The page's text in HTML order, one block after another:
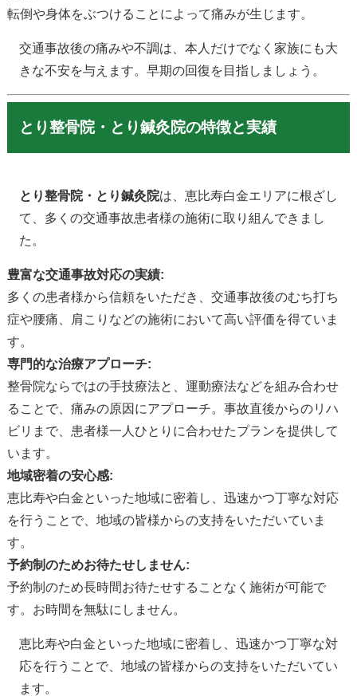
転倒や身体をぶつけることによって痛みが生じます。
交通事故後の痛みや不調は、本人だけでなく家族にも大
きな不安を与えます。早期の回復を目指しましょう。
とり整骨院・とり鍼灸院の特徴と実績
とり整骨院・とり鍼灸院は、恵比寿白金エリアに根ざし
て、多くの交通事故患者様の施術に取り組んできまし
た。
豊富な交通事故対応の実績:
多くの患者様から信頼をいただき、交通事故後のむち打ち
症や腰痛、肩こりなどの施術において高い評価を得ていま
す。
専門的な治療アプローチ:
整骨院ならではの手技療法と、運動療法などを組み合わせ
ることで、痛みの原因にアプローチ。事故直後からのリハ
ビリまで、患者様一人ひとりに合わせたプランを提供して
います。
地域密着の安心感:
恵比寿や白金といった地域に密着し、迅速かつ丁寧な対応
を行うことで、地域の皆様からの支持をいただいていま
す。
予約制のためお待たせしません:
予約制のため長時間お待たせすることなく施術が可能で
す。お時間を無駄にしません。
恵比寿や白金といった地域に密着し、迅速かつ丁寧な対
応を行うことで、地域の皆様からの支持をいただいてい
ます。